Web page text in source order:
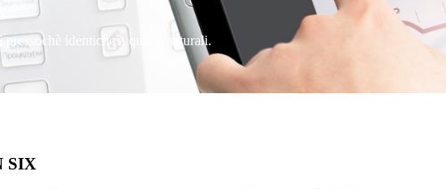
identiche a quelle naturali.
SIX